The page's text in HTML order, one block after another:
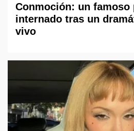
Conmoción: un famoso
internado tras un
vivo